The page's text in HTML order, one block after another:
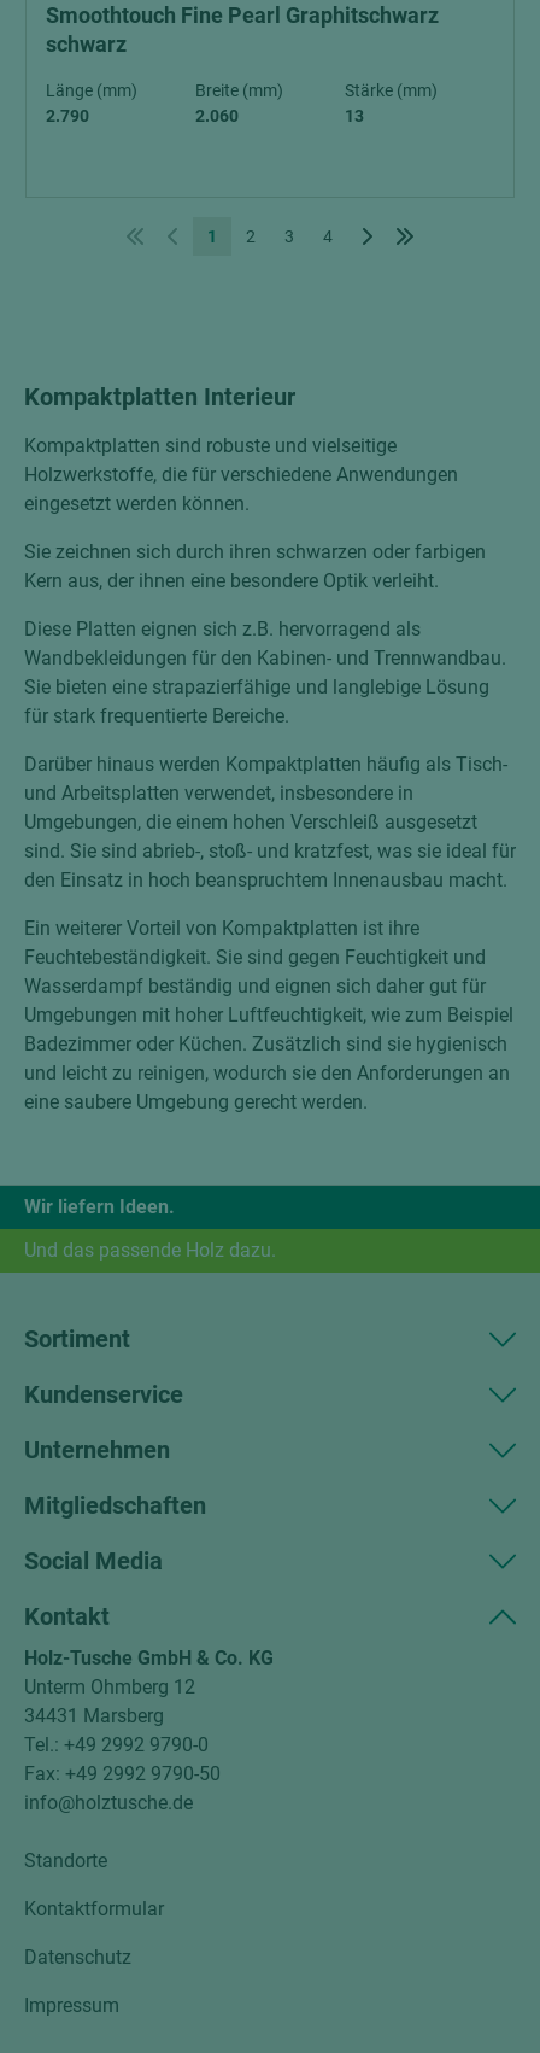
Smoothtouch Fine Pearl Graphitschwarz
schwarz
Länge (mm)
2.790
Breite (mm)
2.060
Stärke (mm)
13
1 2 3 4
Kompaktplatten Interieur
Kompaktplatten sind robuste und vielseitige
Holzwerkstoffe, die für verschiedene Anwendungen
eingesetzt werden können.
Sie zeichnen sich durch ihren schwarzen oder farbigen
Kern aus, der ihnen eine besondere Optik verleiht.
Diese Platten eignen sich z.B. hervorragend als
Wandbekleidungen für den Kabinen- und Trennwandbau.
Sie bieten eine strapazierfähige und langlebige Lösung
für stark frequentierte Bereiche.
Darüber hinaus werden Kompaktplatten häufig als Tisch-
und Arbeitsplatten verwendet, insbesondere in
Umgebungen, die einem hohen Verschleiß ausgesetzt
sind. Sie sind abrieb-, stoß- und kratzfest, was sie ideal für
den Einsatz in hoch beanspruchtem Innenausbau macht.
Ein weiterer Vorteil von Kompaktplatten ist ihre
Feuchtebeständigkeit. Sie sind gegen Feuchtigkeit und
Wasserdampf beständig und eignen sich daher gut für
Umgebungen mit hoher Luftfeuchtigkeit, wie zum Beispiel
Badezimmer oder Küchen. Zusätzlich sind sie hygienisch
und leicht zu reinigen, wodurch sie den Anforderungen an
eine saubere Umgebung gerecht werden.
Wir liefern Ideen.
Und das passende Holz dazu.
Sortiment
Kundenservice
Unternehmen
Mitgliedschaften
Social Media
Kontakt
Holz-Tusche GmbH & Co. KG
Unterm Ohmberg 12
34431 Marsberg
Tel.: +49 2992 9790-0
Fax: +49 2992 9790-50
info@holztusche.de
Standorte
Kontaktformular
Datenschutz
Impressum